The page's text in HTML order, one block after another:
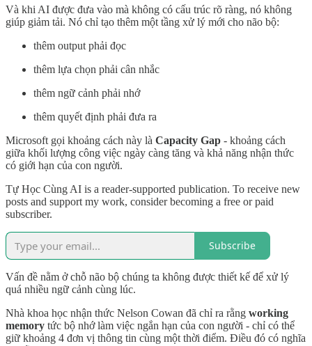
Và khi AI được đưa vào mà không có cấu trúc rõ ràng, nó không
giúp giảm tải. Nó chỉ tạo thêm một tầng xử lý mới cho não bộ:
thêm output phải đọc
thêm lựa chọn phải cân nhắc
thêm ngữ cảnh phải nhớ
thêm quyết định phải đưa ra
Microsoft gọi khoảng cách này là Capacity Gap - khoảng cách
giữa khối lượng công việc ngày càng tăng và khả năng nhận thức
có giới hạn của con người.
Tự Học Cùng AI is a reader-supported publication. To receive new
posts and support my work, consider becoming a free or paid
subscriber.
Subscribe
Vấn đề nằm ở chỗ não bộ chúng ta không được thiết kế để xử lý
quá nhiều ngữ cảnh cùng lúc.
Nhà khoa học nhận thức Nelson Cowan đã chỉ ra rằng working
memory tức bộ nhớ làm việc ngắn hạn của con người - chỉ có thể
giữ khoảng 4 đơn vị thông tin cùng một thời điểm. Điều đó có nghĩa